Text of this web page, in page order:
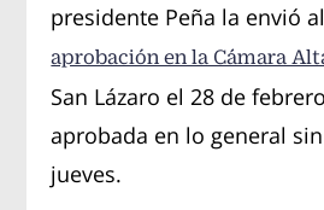
presidente Peña la envió
aprobación en la Cámara
San Lázaro el 28 de
aprobada en lo general
jueves.